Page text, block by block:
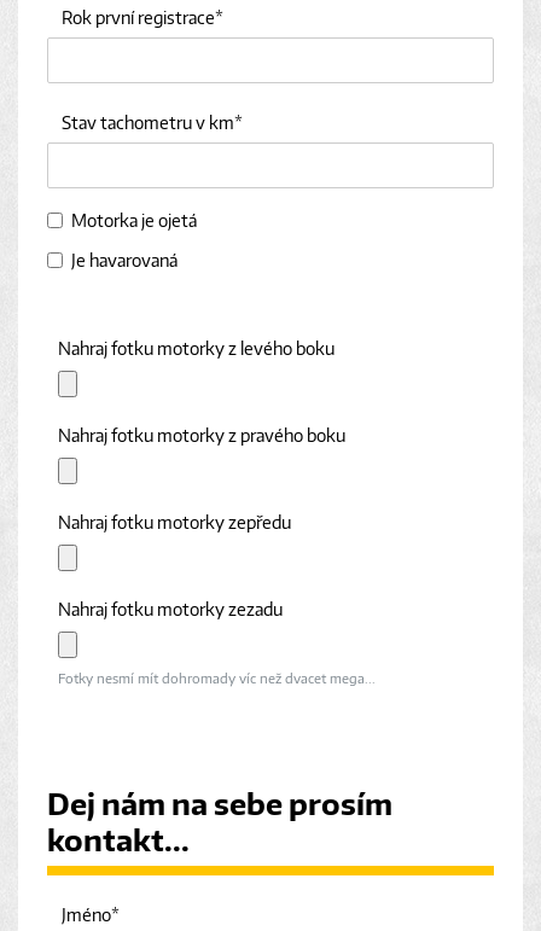
Rok první registrace
Stav tachometru v km
Motorka je ojetá
Je havarovaná
Nahraj fotku motorky z levého boku
Nahraj fotku motorky z pravého boku
Nahraj fotku motorky zepředu
Nahraj fotku motorky zezadu
Fotky nesmí mít dohromady víc než dvacet mega...
Dej nám na sebe prosím
kontakt...
Jméno